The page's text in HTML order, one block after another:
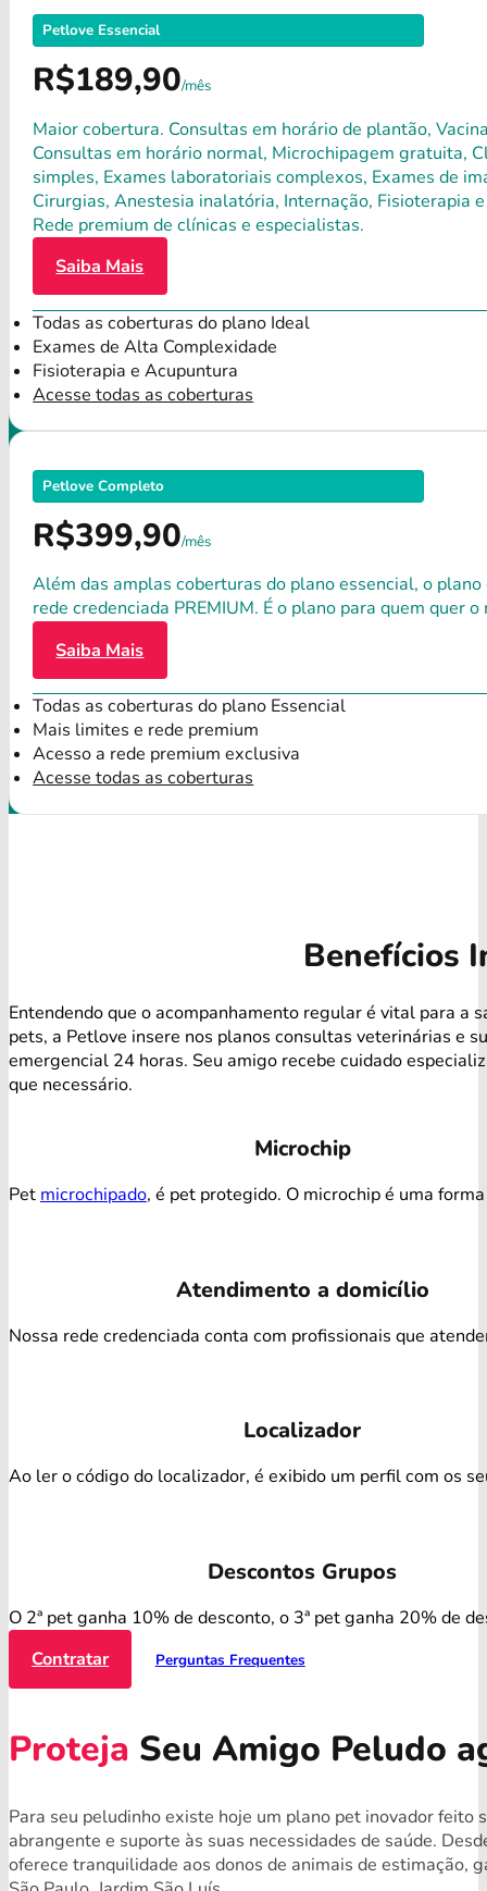
Petlove Essencial
R$189,90/mês
Maior cobertura. Consultas em horário de plantão,
Consultas em horário normal, Microchipagem gratuita,
simples, Exames laboratoriais complexos, Exames de
Cirurgias, Anestesia inalatória, Internação, Fisioterapia
Rede premium de clínicas e especialistas.
Saiba Mais
Todas as coberturas do plano Ideal
Exames de Alta Complexidade
Fisioterapia e Acupuntura
Acesse todas as coberturas
Petlove Completo
R$399,90/mês
Além das amplas coberturas do plano essencial, o
rede credenciada PREMIUM. É o plano para quem quer
Saiba Mais
Todas as coberturas do plano Essencial
Mais limites e rede premium
Acesso a rede premium exclusiva
Acesse todas as coberturas
Benefícios
Entendendo que o acompanhamento regular é vital para a
pets, a Petlove insere nos planos consultas veterinárias e
emergencial 24 horas. Seu amigo recebe cuidado
que necessário.
Microchip
Pet microchipado, é pet protegido. O microchip é uma
Atendimento a domicílio
Nossa rede credenciada conta com profissionais que
Localizador
Ao ler o código do localizador, é exibido um perfil com os
Descontos Grupos
O 2ª pet ganha 10% de desconto, o 3ª pet ganha 20% de
Contratar
Perguntas Frequentes
Proteja Seu Amigo Peludo
Para seu peludinho existe hoje um plano pet inovador
abrangente e suporte às suas necessidades de saúde.
oferece tranquilidade aos donos de animais de estimação,